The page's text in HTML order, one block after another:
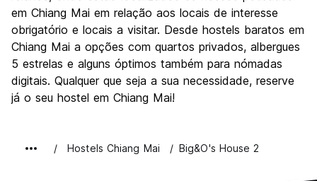
em Chiang Mai em relação aos locais de interesse
obrigatório e locais a visitar. Desde hostels baratos em
Chiang Mai a opções com quartos privados, albergues
5 estrelas e alguns óptimos também para nómadas
digitais. Qualquer que seja a sua necessidade, reserve
já o seu hostel em Chiang Mai!
Hostels Chiang Mai Big&O's House 2